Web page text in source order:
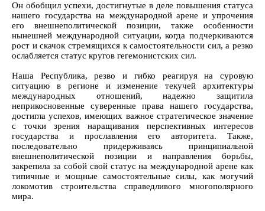
Он обобщил успехи, достигнутые в деле повышения статуса
нашего государства на международной арене и упрочения
его внешнеполитической позиции, также особенности
нынешней международной ситуации, когда подчеркиваются
рост и скачок стремящихся к самостоятельности сил, а резко
ослабляется статус кругов гегемонистских сил.
Наша Республика, резво и гибко реагируя на суровую
ситуацию в регионе и изменение текучей архитектуры
международных отношений, надежно защитила
неприкосновенные суверенные права нашего государства,
достигла успехов, имеющих важное стратегическое значение
с точки зрения наращивания перспективных интересов
государства и прославления его авторитета. Также,
последовательно придерживаясь принципиальной
внешнеполитической позиции и направления борьбы,
закрепила за собой свой статус на международной арене как
типичные и мощные самостоятельные силы, как могучий
локомотив строительства справедливого многополярного
мира.